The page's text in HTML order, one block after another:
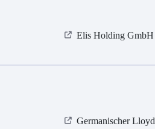
Elis Holding GmbH
Germanischer Lloyd